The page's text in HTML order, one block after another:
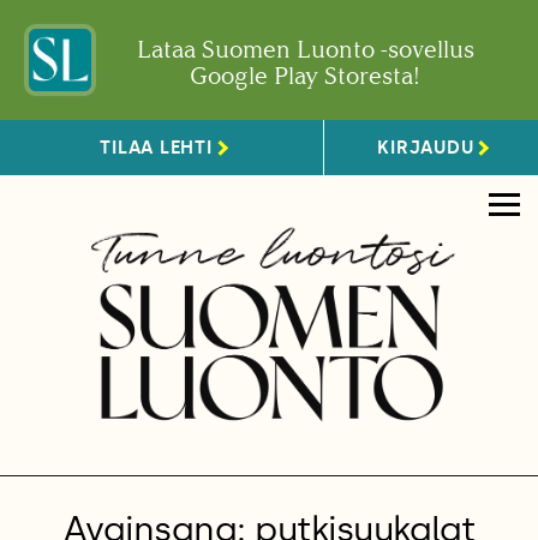
Lataa Suomen Luonto -sovellus
Google Play Storesta!
TILAA LEHTI KIRJAUDU
Avainsana: putkisuukalat